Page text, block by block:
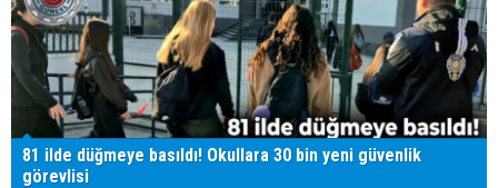
81 ilde düğmeye basıldı! Okullara 30 bin yeni güvenlik
görevlisi